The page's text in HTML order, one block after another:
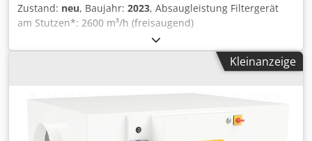
Zustand: neu, Baujahr: 2023, Absaugleistung Filtergerät
am Stutzen*: 2600 m³/h (freisaugend)
Gesamtleistungsaufnahme*: 0,62 kW Betriebsspannung:
400 V, 50/60 Hz,3Ph+PE Csdpfjh Rdxnsx Ac Eerf
Geräuschpegel*: 65 db(A) Maße L/B/H in mm: L 9755 / B
Industrieprodukte GmbH *Abhängig von der
Anfrage OPTIONAL: Mit Vorfilterpaket Der Einsatzfall:
Kleinanzeige